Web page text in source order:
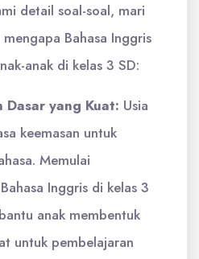
detail soal-soal, mari
Bahasa Inggris
anak di kelas 3 SD:
Dasar yang Kuat: Usia
keemasan untuk
Memulai
Inggris di kelas 3
anak membentuk
untuk pembelajaran